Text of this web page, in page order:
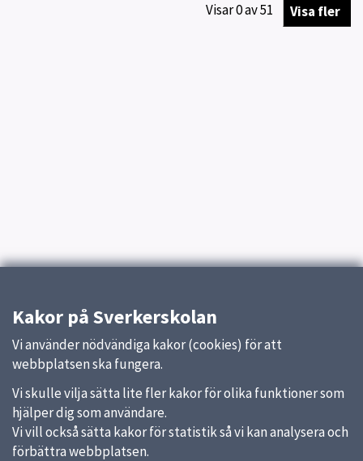
Visar0av51 Visa fler
Kakor på Sverkerskolan
Vi använder nödvändiga kakor (cookies) för att
webbplatsen ska fungera.
Vi skulle vilja sätta lite fler kakor för olika funktioner som
hjälper dig som användare.
Vi vill också sätta kakor för statistik så vi kan analysera och
förbättra webbplatsen.